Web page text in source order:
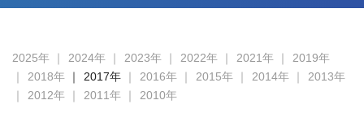
2025年 2024年 2023年 2022年 2021年
2019年
2018年
2017年 2016年 2015年 2014年
2013年
2012年
2011年 2010年